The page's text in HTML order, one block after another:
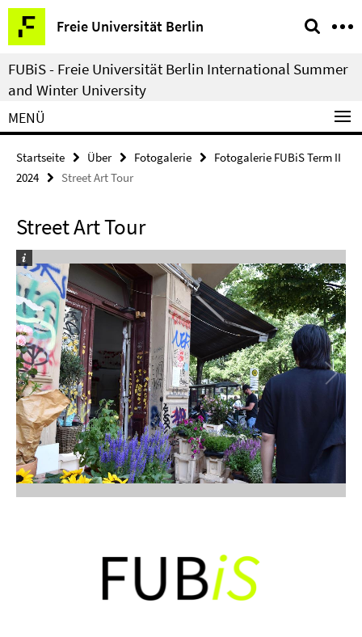
Springe
direkt
zu
Inhalt
Freie Universität Berlin
Service-
Navigation
FUBiS - Freie Universität Berlin International Summer
and Winter University
MENÜ
Startseite Über Fotogalerie
Fotogalerie FUBiS Term II
2024
Street Art Tour
Street Art Tour